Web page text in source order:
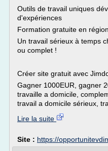
Outils de travail uniques
d'expériences
Formation gratuite en région
Un travail sérieux à temps
ou complet !
Créer site gratuit avec
Gagner 1000EUR, gagner
travaille a domicile,
travail a domicile sérieux,
Lire la suite
Site : https://